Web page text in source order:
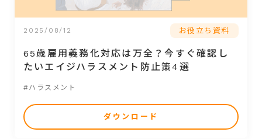
2025/08/12 お役立ち資料
65歳雇用義務化対応は万全？今すぐ確認し
たいエイジハラスメント防止策4選
#ハラスメント
ダウンロード